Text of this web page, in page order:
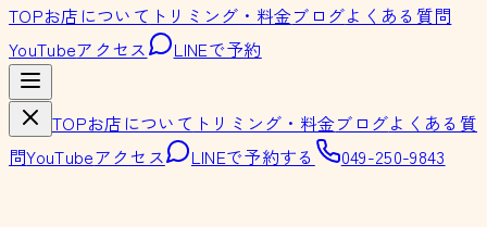
TOPお店について トリミング・料金ブログよくある質問
YouTubeアクセス LINEで予約
TOPお店について トリミング・料金ブログよくある質
問YouTubeアクセス LINEで予約する 049-250-9843